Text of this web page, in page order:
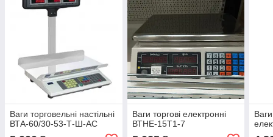
Ваги торговельні настільні
ВТА-60/30-53-Т-Ш-АС
Ваги торгові електронні
ВТНЕ-15T1-7